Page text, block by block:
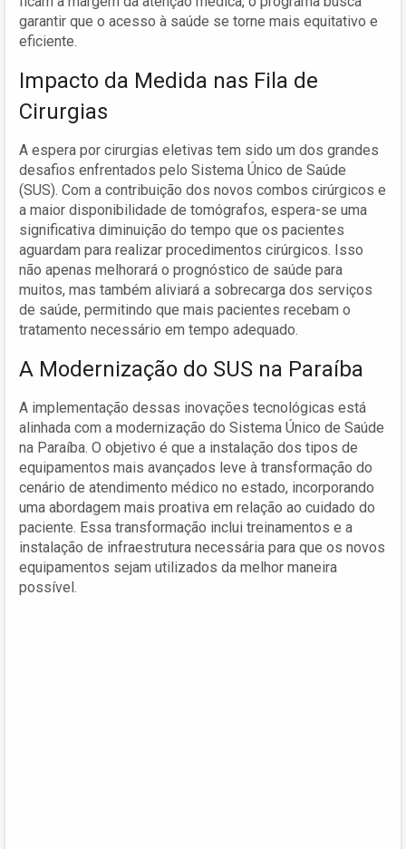
garantir que o acesso à saúde se torne mais equitativo e
eficiente.
Impacto da Medida nas Fila de
Cirurgias
A espera por cirurgias eletivas tem sido um dos grandes
desafios enfrentados pelo Sistema Único de Saúde
(SUS). Com a contribuição dos novos combos cirúrgicos e
a maior disponibilidade de tomógrafos, espera-se uma
significativa diminuição do tempo que os pacientes
aguardam para realizar procedimentos cirúrgicos. Isso
não apenas melhorará o prognóstico de saúde para
muitos, mas também aliviará a sobrecarga dos serviços
de saúde, permitindo que mais pacientes recebam o
tratamento necessário em tempo adequado.
A Modernização do SUS na Paraíba
A implementação dessas inovações tecnológicas está
alinhada com a modernização do Sistema Único de Saúde
na Paraíba. O objetivo é que a instalação dos tipos de
equipamentos mais avançados leve à transformação do
cenário de atendimento médico no estado, incorporando
uma abordagem mais proativa em relação ao cuidado do
paciente. Essa transformação inclui treinamentos e a
instalação de infraestrutura necessária para que os novos
equipamentos sejam utilizados da melhor maneira
possível.